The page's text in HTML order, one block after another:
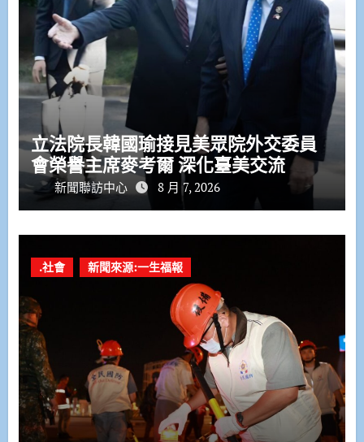
立法院長韓國瑜接見美眾院外交委員
會榮譽主席麥考爾 深化臺美交流
新聞聯訪中心 8 月 7, 2026
.社會 新聞來源:一生福報